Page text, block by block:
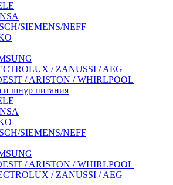
SIEMENS/NEFF
/ ZANUSSI / AEG
/ ARISTON / WHIRLPOOL
и шнур питания
SIEMENS/NEFF
/ ARISTON / WHIRLPOOL
/ ZANUSSI / AEG